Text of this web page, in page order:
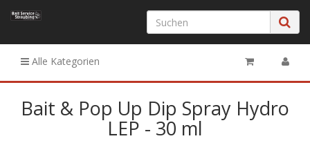
Alle Kategorien
Bait & Pop Up Dip Spray Hydro
LEP - 30 ml